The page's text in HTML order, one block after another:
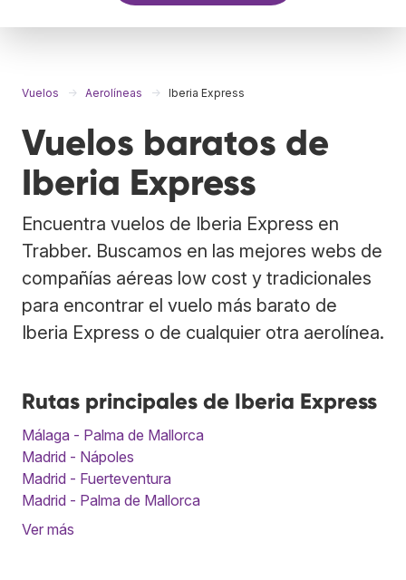
Vuelos Aerolíneas Iberia Express
Vuelos baratos de
Iberia Express
Encuentra vuelos de Iberia Express en
Trabber. Buscamos en las mejores webs de
compañías aéreas low cost y tradicionales
para encontrar el vuelo más barato de
Iberia Express o de cualquier otra aerolínea.
Rutas principales de Iberia Express
Málaga - Palma de Mallorca
Madrid - Nápoles
Madrid - Fuerteventura
Madrid - Palma de Mallorca
Ver más